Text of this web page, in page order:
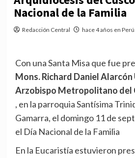
Nacional de la Familia
Redacción Central hace 4 años en
Con una Santa Misa que fue
Mons. Richard Daniel
Arzobispo Metropolitano del
, en la parroquia Santísima
Gamarra, el domingo 11 de
el Día Nacional de la Familia
En la Eucaristía estuvieron